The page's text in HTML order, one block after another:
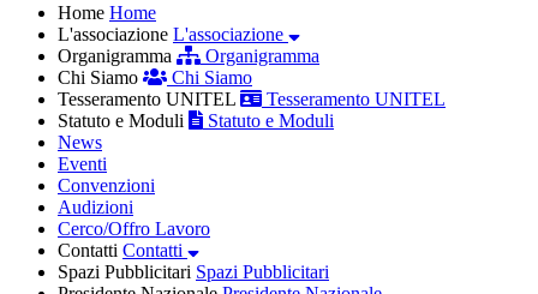
Home Home
L'associazione L'associazione
Organigramma
Organigramma
Chi Siamo
Chi Siamo
Tesseramento UNITEL
Tesseramento UNITEL
Statuto e Moduli
Statuto e Moduli
News
Eventi
Convenzioni
Audizioni
Cerco/Offro Lavoro
Contatti Contatti
Spazi Pubblicitari Spazi Pubblicitari